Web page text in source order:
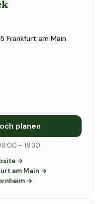
Frankfurt am Main
planen
– 18:30
→
am Main →
→